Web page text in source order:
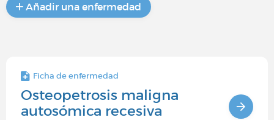
Añadir una enfermedad
Ficha de enfermedad
Osteopetrosis maligna
autosómica recesiva